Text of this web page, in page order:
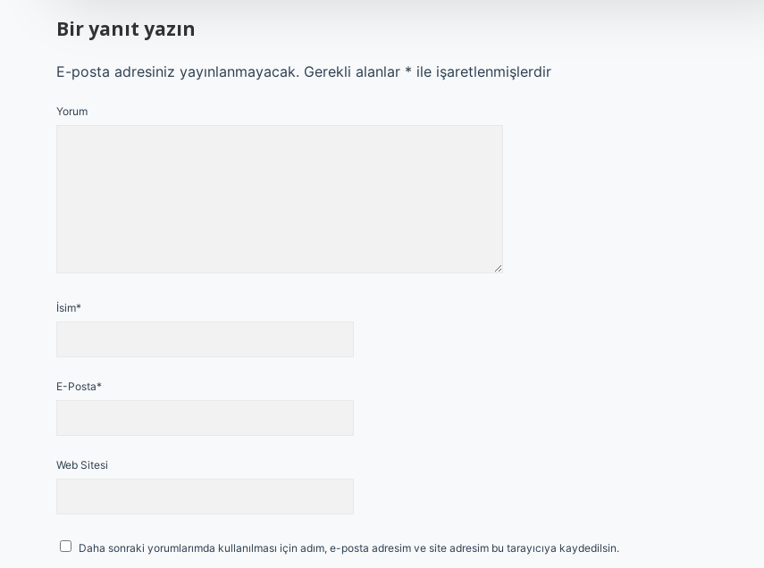
Bir yanıt yazın
E-posta adresiniz yayınlanmayacak. Gerekli alanlar * ile işaretlenmişlerdir
Yorum
İsim*
E-Posta*
Web Sitesi
Daha sonraki yorumlarımda kullanılması için adım, e-posta adresim ve site adresim bu tarayıcıya kaydedilsin.